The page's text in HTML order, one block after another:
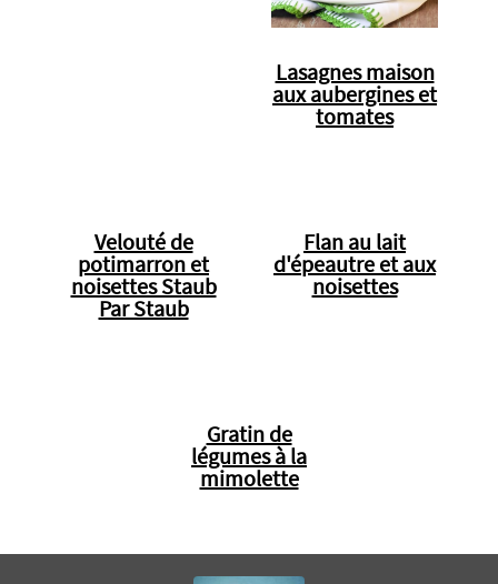
Lasagnes maison
aux aubergines et
tomates
Velouté de
potimarron et
noisettes Staub
Par Staub
Flan au lait
d'épeautre et aux
noisettes
Gratin de
légumes à la
mimolette